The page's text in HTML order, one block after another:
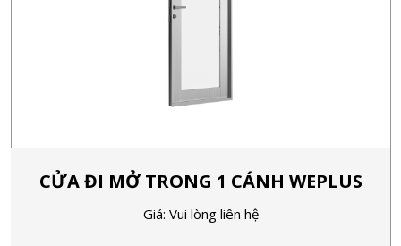
CỬA ĐI MỞ TRONG 1 CÁNH WEPLUS
Giá: Vui lòng liên hệ